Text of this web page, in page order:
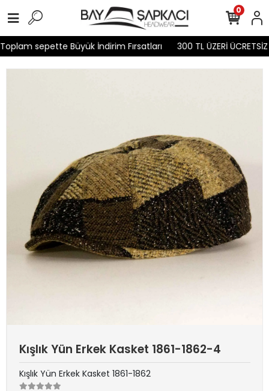
sepette Büyük İndirim Fırsatları 300 TL ÜZERİ ÜCRETSİZ
0
Kışlık Yün Erkek Kasket 1861-1862-4
Kışlık Yün Erkek Kasket 1861-1862